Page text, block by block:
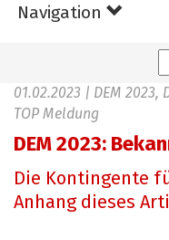
Navigation
01.02.2023 | DEM 2023,
TOP Meldung
DEM 2023:
Die Kontingente
Anhang dieses